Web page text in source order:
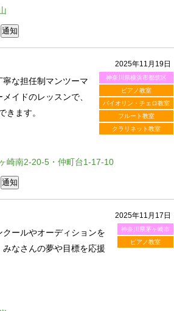
2025年11月19日
神奈川県横浜市都筑区
ピアノ教室
バイオリン・チェロ教室
フルート教室
クラリネット教室
な担任制マンツーマ
イドのレッスンで、
きます。
崎南2-20-5・仲町台1-17-10
2025年11月17日
神奈川県茅ヶ崎市
ピアノ教室
クールやオーディションを
なさんの夢や目標を応援